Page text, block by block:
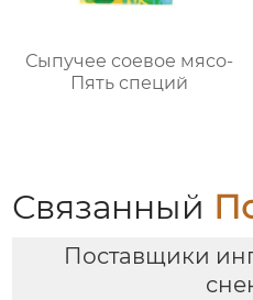
Сыпучее соевое мясо-
Пять специй
Связанный
Поставщики